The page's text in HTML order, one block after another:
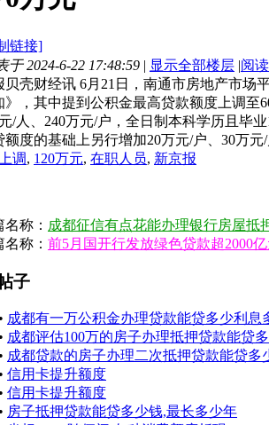
链接]
于 2024-6-22 17:48:59 | 显示全部楼层 |阅
贝壳财经讯 6月21日，南通市房地产市场
》，其中提到公积金最高贷款额度上调至
/人、240万元/户，全日制本科学历且毕
额度的基础上另行增加20万元/户、30万元
上调, 120万元, 在职人员, 新京报
名称： 成都征信有点花能办理银行房屋抵
称： 前5月国开行发放绿色贷款超2000
子
• 成都有一万公积金办理贷款能贷多少利息
• 成都评估100万的房子办理抵押贷款能贷
• 成都贷款的房子办理二次抵押贷款能贷多
• 信用卡提升额度
• 信用卡提升额度
• 房子抵押贷款能贷多少钱,最长多少年